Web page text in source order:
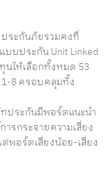
ประกันภัยรวมคงที่
บประกัน Unit Linked
นให้เลือกทั้งหมด 53
8 ครอบคลุมทั้ง
ประกันมีพอร์ตแนะนำ
รกระจายความเสี่ยง
พอร์ตเสี่ยงน้อย-เสี่ยง